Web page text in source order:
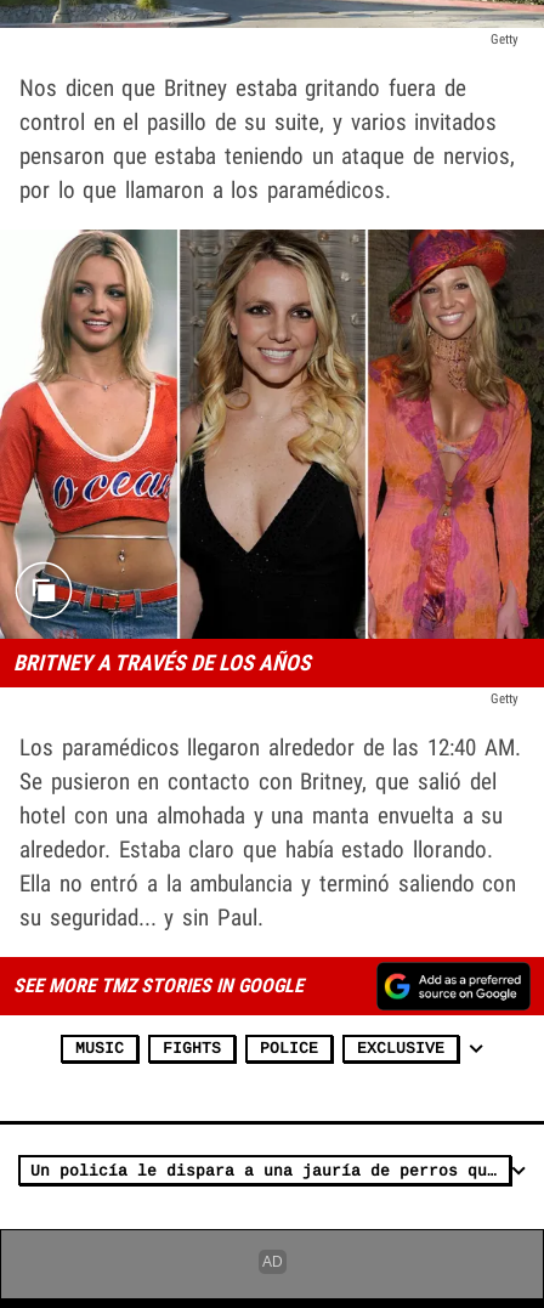
Getty
Nos dicen que Britney estaba gritando fuera de
control en el pasillo de su suite, y varios invitados
pensaron que estaba teniendo un ataque de nervios,
por lo que llamaron a los paramédicos.
BRITNEY A TRAVÉS DE LOS AÑOS
Getty
Los paramédicos llegaron alrededor de las 12:40 AM.
Se pusieron en contacto con Britney, que salió del
hotel con una almohada y una manta envuelta a su
alrededor. Estaba claro que había estado llorando.
Ella no entró a la ambulancia y terminó saliendo con
su seguridad... y sin Paul.
SEE MORE TMZ STORIES IN GOOGLE
MUSIC FIGHTS POLICE EXCLUSIVE
Un policía le dispara a una jauría de perros que ataca a un hombre